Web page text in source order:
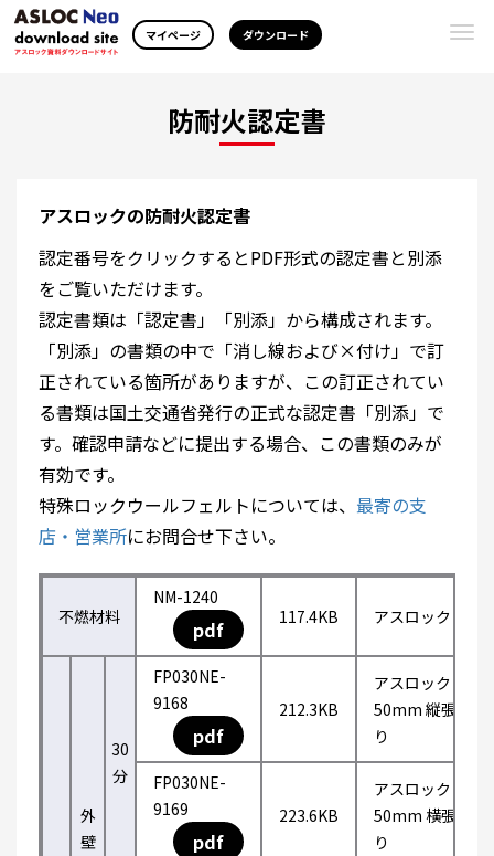
マイページ ダウンロード
防耐火認定書
アスロックの防耐火認定書
認定番号をクリックするとPDF形式の認定書と別添
をご覧いただけます。
認定書類は「認定書」「別添」から構成されます。
「別添」の書類の中で「消し線および×付け」で訂
正されている箇所がありますが、この訂正されてい
る書類は国土交通省発行の正式な認定書「別添」で
す。確認申請などに提出する場合、この書類のみが
有効です。
特殊ロックウールフェルトについては、 最寄の支
店・営業所にお問合せ下さい。
不燃材料
NM-1240
pdf 117.4KB アスロック
外
壁
30
分
FP030NE-
9168
pdf
212.3KB
アスロック
50mm 縦張
り
FP030NE-
9169
pdf
223.6KB
アスロック
50mm 横張
り